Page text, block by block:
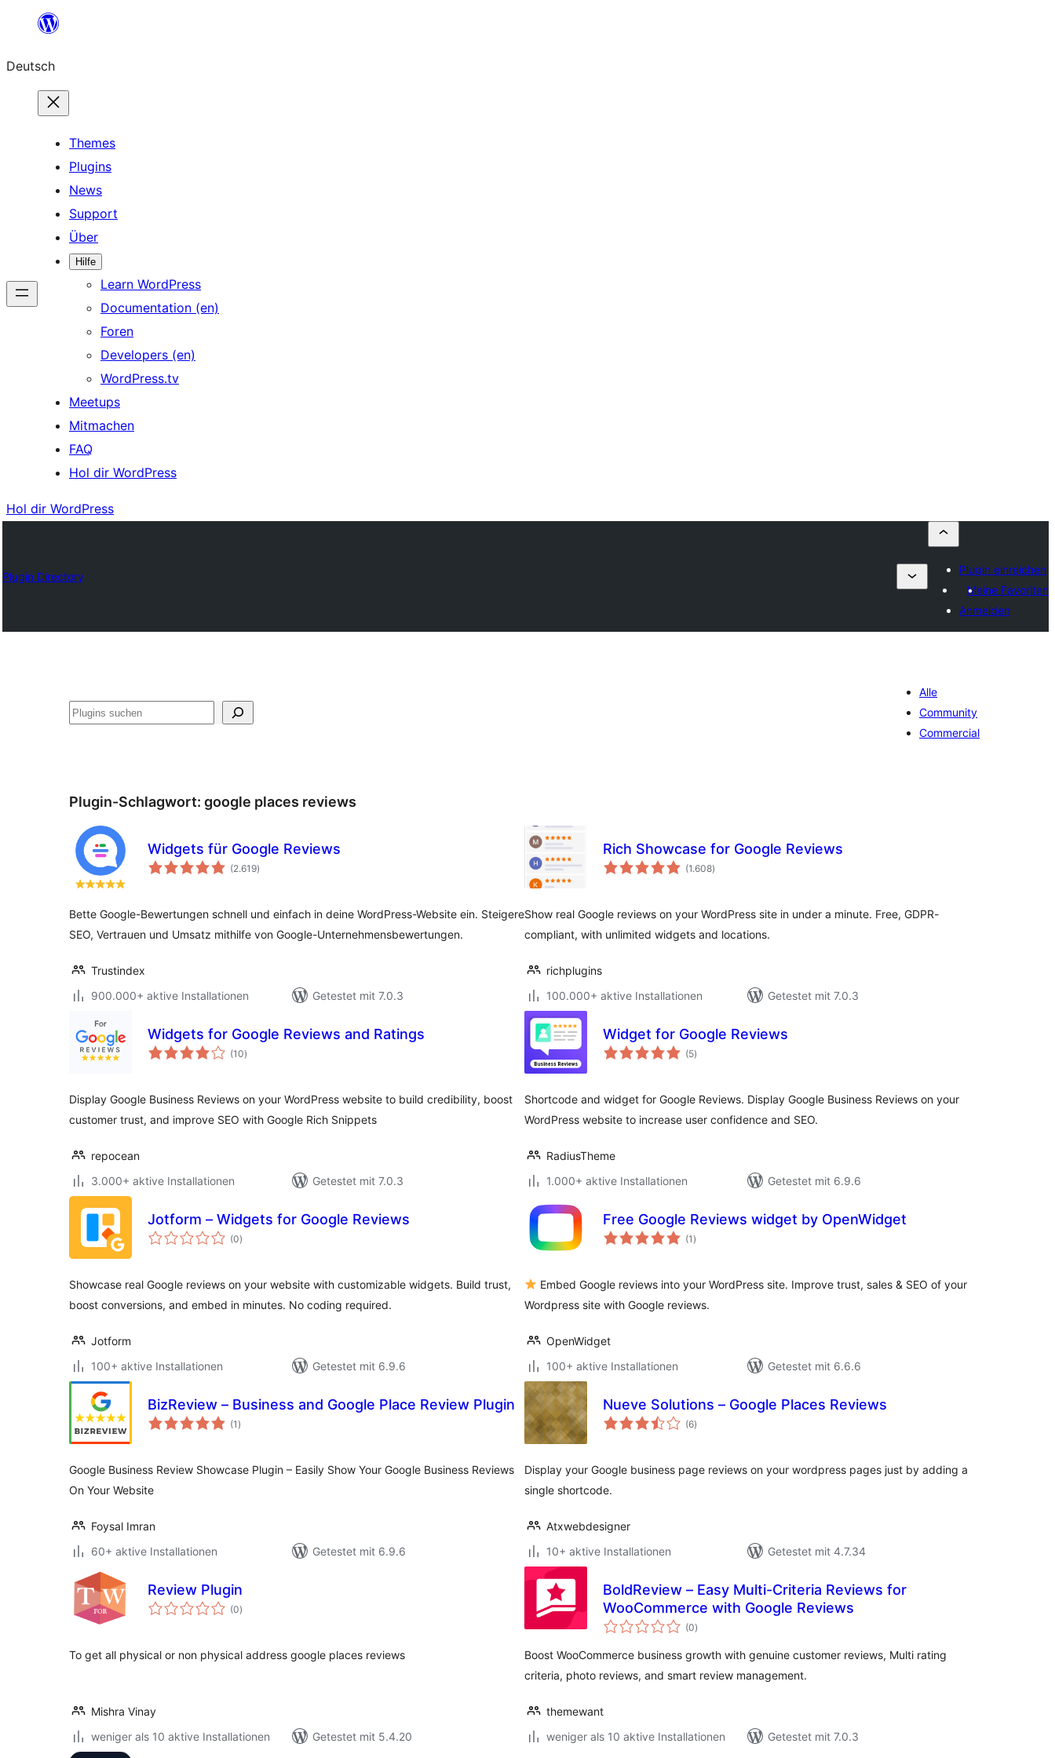
springen
Deutsch
Themes
Plugins
News
Support
Über
Hilfe
Learn WordPress
Documentation (en)
Foren
Developers (en)
WordPress.tv
Meetups
Mitmachen
FAQ
Hol dir WordPress
Hol dir WordPress
Plugin Directory
Plugin einreichen
Meine Favoriten
Anmelden
Suchen
Alle
Community
Commercial
Plugin-Schlagwort: google places reviews
Widgets für Google Reviews
(2.619Bewertungen
insgesamt
)
Bette Google-Bewertungen schnell und einfach in deine WordPress-Website ein. Steigere
SEO, Vertrauen und Umsatz mithilfe von Google-Unternehmensbewertungen.
Trustindex
900.000+ aktive Installationen
Getestet mit 7.0.3
Rich Showcase for Google Reviews
(1.608Bewertungen
insgesamt
)
Show real Google reviews on your WordPress site in under a minute. Free, GDPR-
compliant, with unlimited widgets and locations.
richplugins
100.000+ aktive Installationen
Getestet mit 7.0.3
Widgets for Google Reviews and Ratings
(10Bewertungen
insgesamt
)
Display Google Business Reviews on your WordPress website to build credibility, boost
customer trust, and improve SEO with Google Rich Snippets
repocean
3.000+ aktive Installationen
Getestet mit 7.0.3
Widget for Google Reviews
(5Bewertungen
insgesamt
)
Shortcode and widget for Google Reviews. Display Google Business Reviews on your
WordPress website to increase user confidence and SEO.
RadiusTheme
1.000+ aktive Installationen
Getestet mit 6.9.6
Jotform – Widgets for Google Reviews
(0Bewertungen
insgesamt
)
Showcase real Google reviews on your website with customizable widgets. Build trust,
boost conversions, and embed in minutes. No coding required.
Jotform
100+ aktive Installationen
Getestet mit 6.9.6
Free Google Reviews widget by OpenWidget
(1 Bewertungen
insgesamt
)
Embed Google reviews into your WordPress site. Improve trust, sales & SEO of your
Wordpress site with Google reviews.
OpenWidget
100+ aktive Installationen
Getestet mit 6.6.6
BizReview – Business and Google Place Review Plugin
(1 Bewertungen
insgesamt
)
Google Business Review Showcase Plugin – Easily Show Your Google Business Reviews
On Your Website
Foysal Imran
60+ aktive Installationen
Getestet mit 6.9.6
Nueve Solutions – Google Places Reviews
(6Bewertungen
insgesamt
)
Display your Google business page reviews on your wordpress pages just by adding a
single shortcode.
Atxwebdesigner
10+ aktive Installationen
Getestet mit 4.7.34
Review Plugin
(0Bewertungen
insgesamt
)
To get all physical or non physical address google places reviews
Mishra Vinay
weniger als 10 aktive Installationen
Getestet mit 5.4.20
BoldReview – Easy Multi-Criteria Reviews for
WooCommerce with Google Reviews
(0Bewertungen
insgesamt
)
Boost WooCommerce business growth with genuine customer reviews, Multi rating
criteria, photo reviews, and smart review management.
themewant
weniger als 10 aktive Installationen
Getestet mit 7.0.3